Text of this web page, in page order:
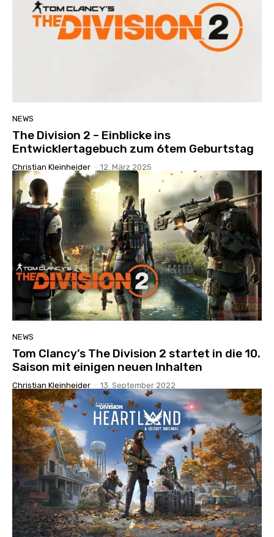
NEWS
The Division 2 – Einblicke ins
Entwicklertagebuch zum 6tem Geburtstag
Christian Kleinheider - 12. März 2025
NEWS
Tom Clancy’s The Division 2 startet in die 10.
Saison mit einigen neuen Inhalten
Christian Kleinheider - 13. September 2022